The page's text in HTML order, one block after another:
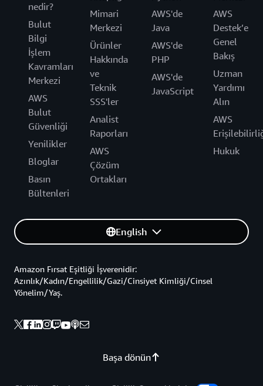
nedir?
Bulut
Bilgi
İşlem
Kavramları
Merkezi
AWS
Bulut
Güvenliği
Yenilikler
Bloglar
Basın
Bültenleri
Mimari
Merkezi
Ürünler
Hakkında
ve
Teknik
SSS'ler
Analist
Raporları
AWS
Çözüm
Ortakları
AWS'de
Java
AWS'de
PHP
AWS'de
JavaScript
AWS
Destek’e
Genel
Bakış
Uzman
Yardımı
Alın
AWS
Hukuk
English
Başa dönün
Amazon Fırsat Eşitliği İşverenidir:
Azınlık/Kadın/Engellilik/Gazi/Cinsiyet Kimliği/Cinsel
Yönelim/Yaş.